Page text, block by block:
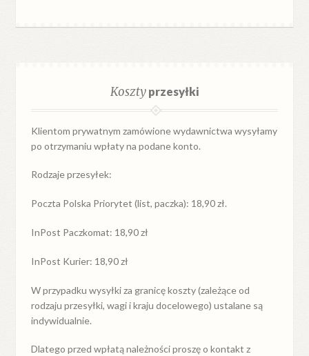
Kosztyprzesyłki
Klientom prywatnym zamówione wydawnictwa wysyłamy
po otrzymaniu wpłaty na podane konto.
Rodzaje przesyłek:
Poczta Polska Priorytet (list, paczka): 18,90 zł.
InPost Paczkomat: 18,90 zł
InPost Kurier: 18,90 zł
W przypadkuwysyłkiza granicękoszty (zależące od
rodzaju przesyłki, wagi i kraju docelowego) ustalane są
indywidualnie.
Dlatego przed wpłatą należności proszę o kontakt z